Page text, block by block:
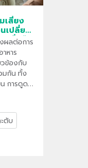
เสี่ยง
เปลี่ยน
งยั่งยืน
ผลต่อการ
หาร
วข้องกับ
มกัน ทั้ง
การดูด
รวมถึง
ผ่าตัด
ตับ